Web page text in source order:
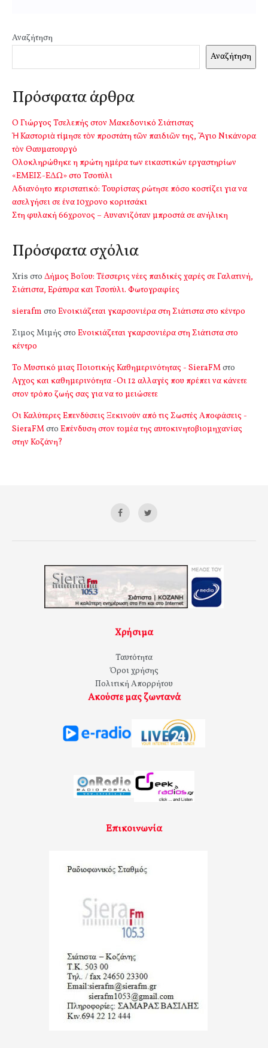
Αναζήτηση
Αναζήτηση
Πρόσφατα άρθρα
Ο Γιώργος Τσελεπής στον Μακεδονικό Σιάτιστας
Ἡ Καστοριὰ τίμησε τὸν προστάτη τῶν παιδιῶν της, Ἅγιο Νικάνορα
τὸν Θαυματουργό
Ολοκληρώθηκε η πρώτη ημέρα των εικαστικών εργαστηρίων
«ΕΜΕΙΣ-ΕΔΩ» στο Τσοτύλι
Αδιανόητο περιστατικό: Τουρίστας ρώτησε πόσο κοστίζει για να
ασελγήσει σε ένα 10χρονο κοριτσάκι
Στη φυλακή 66χρονος – Αυνανιζόταν μπροστά σε ανήλικη
Πρόσφατα σχόλια
Xris στο Δήμος Βοΐου: Τέσσερις νέες παιδικές χαρές σε Γαλατινή,
Σιάτιστα, Εράτυρα και Τσοτύλι. Φωτογραφίες
sierafm στο Ενοικιάζεται γκαρσονιέρα στη Σιάτιστα στο κέντρο
Σιμος Μιμής στο Ενοικιάζεται γκαρσονιέρα στη Σιάτιστα στο
κέντρο
Το Μυστικό μιας Ποιοτικής Καθημερινότητας - SieraFMστο
Αγχος και καθημερινότητα -Οι 12 αλλαγές που πρέπει να κάνετε
στον τρόπο ζωής σας για να το μειώσετε
Οι Καλύτερες Επενδύσεις Ξεκινούν από τις Σωστές Αποφάσεις -
SieraFMστο Επένδυση στον τομέα της αυτοκινητοβιομηχανίας
στην Κοζάνη?
Χρήσιμα
Ταυτότητα
Όροι χρήσης
Πολιτική Απορρήτου
Ακούστε μας ζωντανά
Επικοινωνία